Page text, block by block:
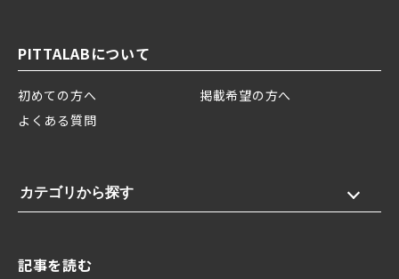
PITTALABについて
初めての方へ
掲載希望の方へ
よくある質問
カテゴリから探す
記事を読む